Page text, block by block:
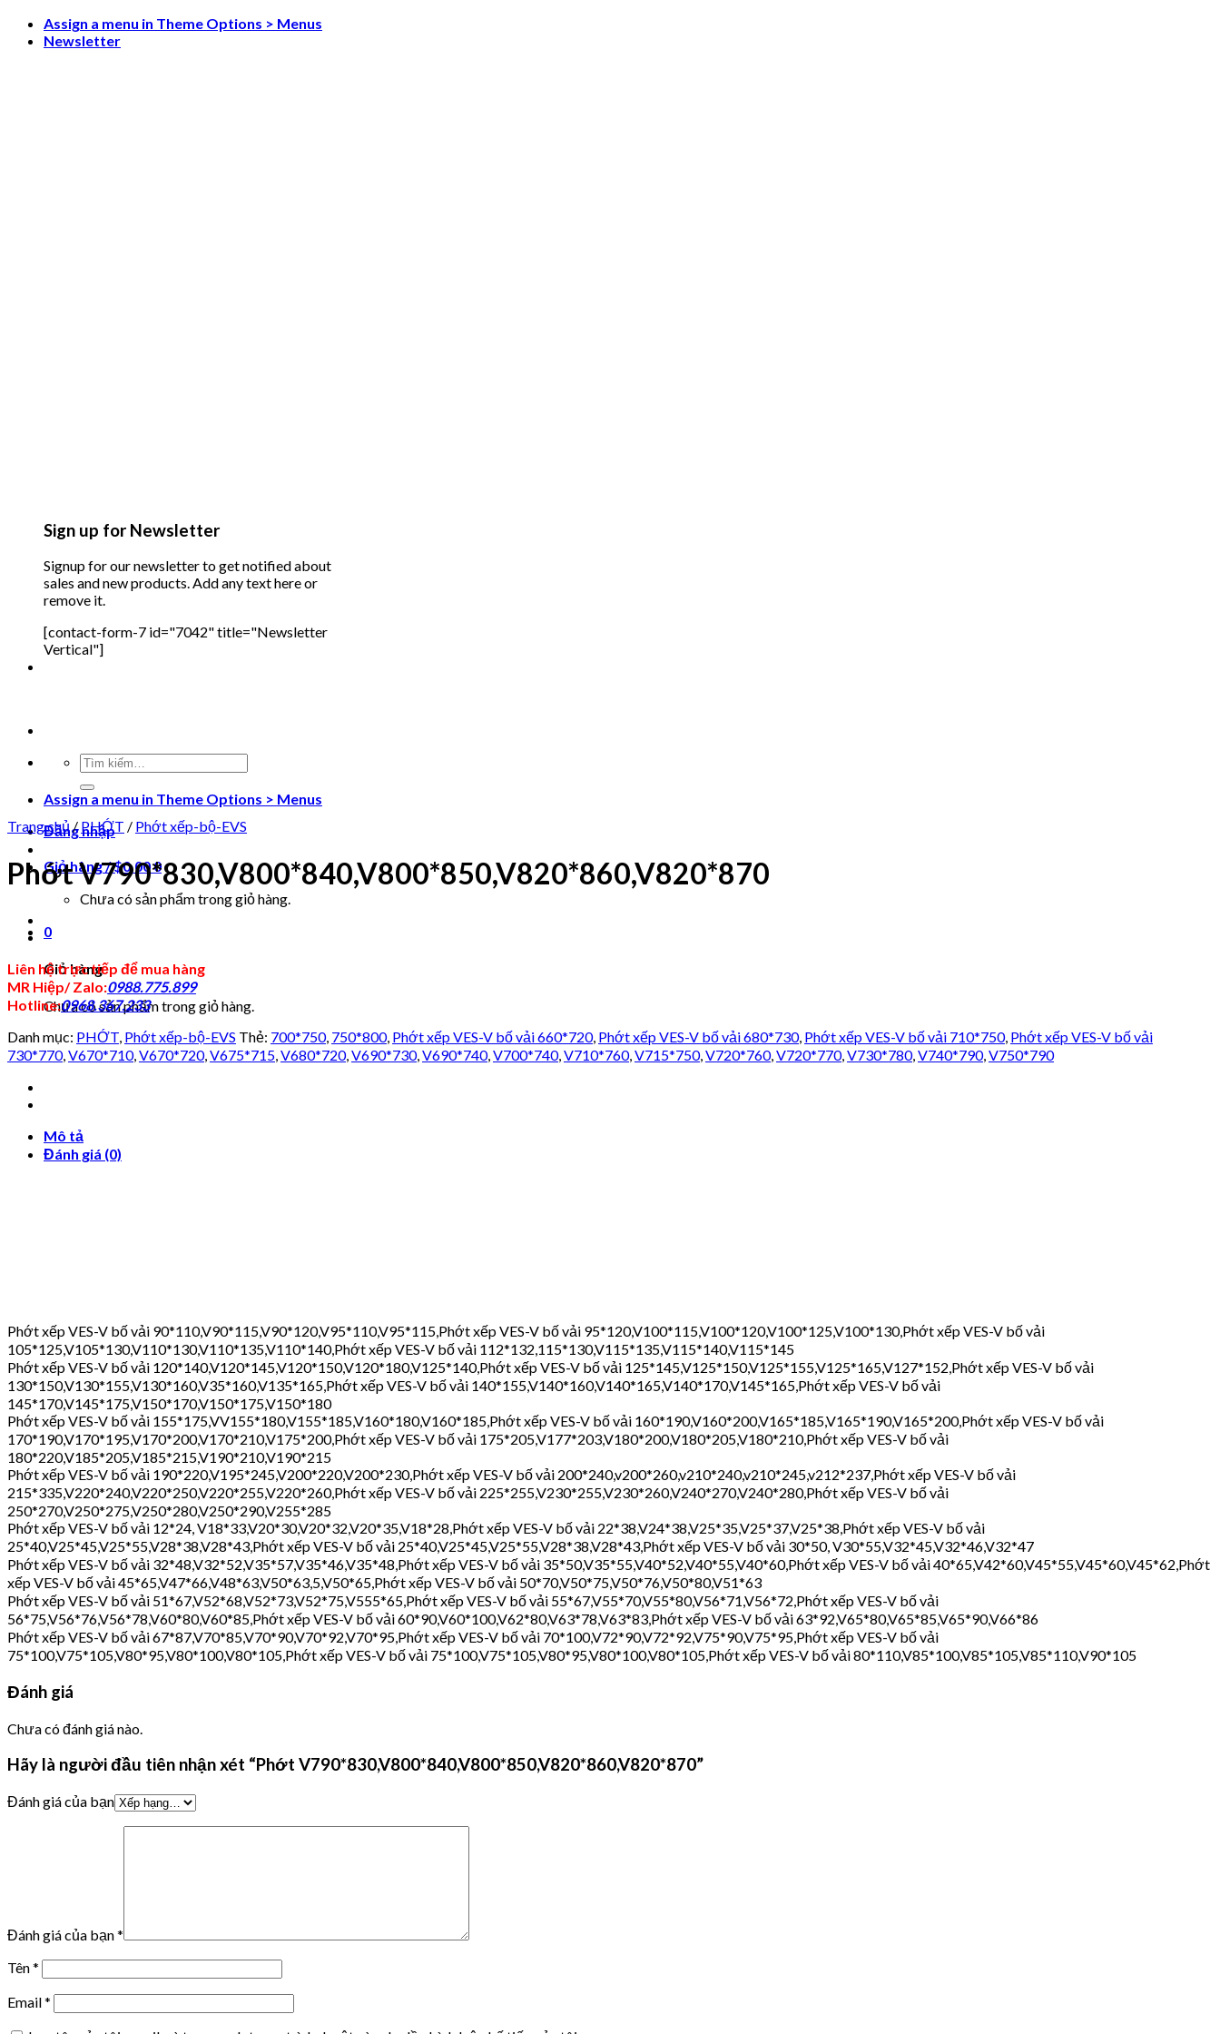
Skip
Assign a menu in Theme Options > Menus
Newsletter
Sign up for Newsletter
Signup for our newsletter to get notified about
sales and new products. Add any text here or
remove it.
[contact-form-7 id="7042" title="Newsletter
Vertical"]
Tìm
kiếm:
Assign a menu in Theme Options > Menus
Đăng nhập
Giỏ hàng /$0.000
Chưa có sản phẩm trong giỏ hàng.
0
Giỏ hàng
Chưa có sản phẩm trong giỏ hàng.
Trang chủ/ PHỚT / Phớt xếp-bộ-EVS
Phớt V790*830,V800*840,V800*850,V820*860,V820*870
Liên hệ trực tiếp để mua hàng
MR Hiệp/ Zalo:0988.775.899
Hotline:0968.367.233
Danh mục: PHỚT, Phớt xếp-bộ-EVS Thẻ: 700*750, 750*800, Phớt xếp VES-V bố vải 660*720, Phớt xếp VES-V bố vải 680*730, Phớt xếp VES-V bố vải 710*750, Phớt xếp VES-V bố vải
730*770,V670*710,V670*720,V675*715,V680*720,V690*730,V690*740,V700*740,V710*760,V715*750,V720*760,V720*770,V730*780,V740*790,V750*790
Mô tả
Đánh giá (0)
Phớt xếp VES-V bố vải 90*110,V90*115,V90*120,V95*110,V95*115,Phớt xếp VES-V bố vải 95*120,V100*115,V100*120,V100*125,V100*130,Phớt xếp VES-V bố vải
105*125,V105*130,V110*130,V110*135,V110*140,Phớt xếp VES-V bố vải 112*132,115*130,V115*135,V115*140,V115*145
Phớt xếp VES-V bố vải 120*140,V120*145,V120*150,V120*180,V125*140,Phớt xếp VES-V bố vải 125*145,V125*150,V125*155,V125*165,V127*152,Phớt xếp VES-V bố vải
130*150,V130*155,V130*160,V35*160,V135*165,Phớt xếp VES-V bố vải 140*155,V140*160,V140*165,V140*170,V145*165,Phớt xếp VES-V bố vải
145*170,V145*175,V150*170,V150*175,V150*180
Phớt xếp VES-V bố vải 155*175,VV155*180,V155*185,V160*180,V160*185,Phớt xếp VES-V bố vải 160*190,V160*200,V165*185,V165*190,V165*200,Phớt xếp VES-V bố vải
170*190,V170*195,V170*200,V170*210,V175*200,Phớt xếp VES-V bố vải 175*205,V177*203,V180*200,V180*205,V180*210,Phớt xếp VES-V bố vải
180*220,V185*205,V185*215,V190*210,V190*215
Phớt xếp VES-V bố vải 190*220,V195*245,V200*220,V200*230,Phớt xếp VES-V bố vải 200*240,v200*260,v210*240,v210*245,v212*237,Phớt xếp VES-V bố vải
215*335,V220*240,V220*250,V220*255,V220*260,Phớt xếp VES-V bố vải 225*255,V230*255,V230*260,V240*270,V240*280,Phớt xếp VES-V bố vải
250*270,V250*275,V250*280,V250*290,V255*285
Phớt xếp VES-V bố vải 12*24, V18*33,V20*30,V20*32,V20*35,V18*28,Phớt xếp VES-V bố vải 22*38,V24*38,V25*35,V25*37,V25*38,Phớt xếp VES-V bố vải
25*40,V25*45,V25*55,V28*38,V28*43,Phớt xếp VES-V bố vải 25*40,V25*45,V25*55,V28*38,V28*43,Phớt xếp VES-V bố vải 30*50, V30*55,V32*45,V32*46,V32*47
Phớt xếp VES-V bố vải 32*48,V32*52,V35*57,V35*46,V35*48,Phớt xếp VES-V bố vải 35*50,V35*55,V40*52,V40*55,V40*60,Phớt xếp VES-V bố vải 40*65,V42*60,V45*55,V45*60,V45*62,Phớt
xếp VES-V bố vải 45*65,V47*66,V48*63,V50*63,5,V50*65,Phớt xếp VES-V bố vải 50*70,V50*75,V50*76,V50*80,V51*63
Phớt xếp VES-V bố vải 51*67,V52*68,V52*73,V52*75,V555*65,Phớt xếp VES-V bố vải 55*67,V55*70,V55*80,V56*71,V56*72,Phớt xếp VES-V bố vải
56*75,V56*76,V56*78,V60*80,V60*85,Phớt xếp VES-V bố vải 60*90,V60*100,V62*80,V63*78,V63*83,Phớt xếp VES-V bố vải 63*92,V65*80,V65*85,V65*90,V66*86
Phớt xếp VES-V bố vải 67*87,V70*85,V70*90,V70*92,V70*95,Phớt xếp VES-V bố vải 70*100,V72*90,V72*92,V75*90,V75*95,Phớt xếp VES-V bố vải
75*100,V75*105,V80*95,V80*100,V80*105,Phớt xếp VES-V bố vải 75*100,V75*105,V80*95,V80*100,V80*105,Phớt xếp VES-V bố vải 80*110,V85*100,V85*105,V85*110,V90*105
Đánh giá
Chưa có đánh giá nào.
Hãy là người đầu tiên nhận xét “Phớt V790*830,V800*840,V800*850,V820*860,V820*870”
Đánh giá của bạn
Đánh giá của bạn*
Tên*
Email*